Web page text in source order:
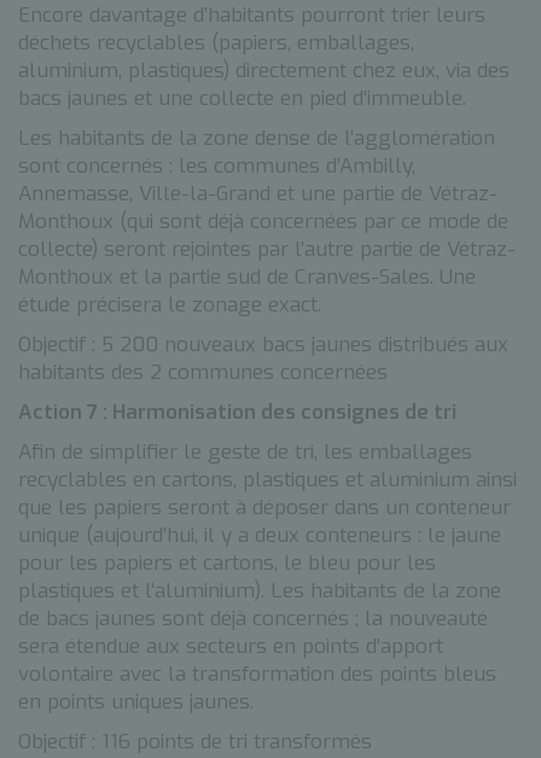
Encore davantage d’habitants pourront trier leurs
déchets recyclables (papiers, emballages,
aluminium, plastiques) directement chez eux, via des
bacs jaunes et une collecte en pied d’immeuble.
Les habitants de la zone dense de l’agglomération
sont concernés : les communes d’Ambilly,
Annemasse, Ville-la-Grand et une partie de Vétraz-
Monthoux (qui sont déjà concernées par ce mode de
collecte) seront rejointes par l’autre partie de Vétraz-
Monthoux et la partie sud de Cranves-Sales. Une
étude précisera le zonage exact.
Objectif : 5 200 nouveaux bacs jaunes distribués aux
habitants des 2 communes concernées
Action 7 : Harmonisation des consignes de tri
Afin de simplifier le geste de tri, les emballages
recyclables en cartons, plastiques et aluminium ainsi
que les papiers seront à déposer dans un conteneur
unique (aujourd’hui, il y a deux conteneurs : le jaune
pour les papiers et cartons, le bleu pour les
plastiques et l’aluminium). Les habitants de la zone
de bacs jaunes sont déjà concernés ; la nouveauté
sera étendue aux secteurs en points d’apport
volontaire avec la transformation des points bleus
en points uniques jaunes.
Objectif : 116 points de tri transformés